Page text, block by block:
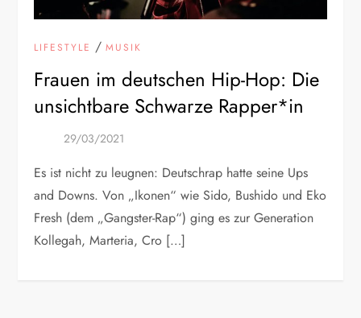
LIFESTYLE /MUSIK
Frauen im deutschen Hip-Hop: Die
unsichtbare Schwarze Rapper*in
Es ist nicht zu leugnen: Deutschrap hatte seine Ups
and Downs. Von „Ikonen“ wie Sido, Bushido und Eko
Fresh (dem „Gangster-Rap“) ging es zur Generation
Kollegah, Marteria, Cro […]